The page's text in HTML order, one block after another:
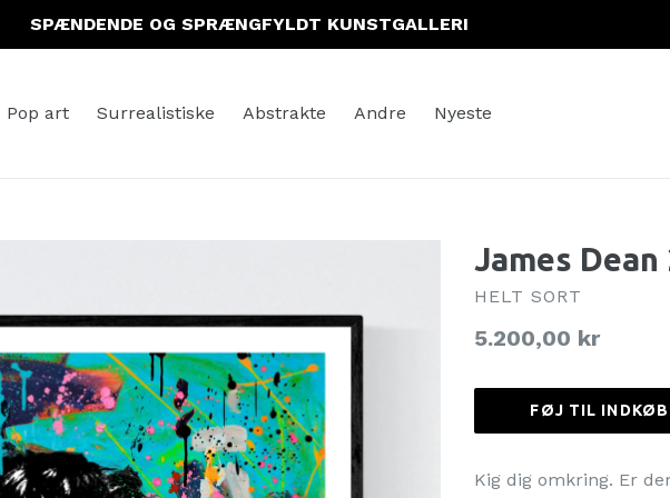
SPÆNDENDE OG SPRÆNGFYLDT KUNSTGALLERI
Pop art Surrealistiske Abstrakte Andre Nyeste
James Dean
HELT SORT
Normalpris
5.200,00 kr
FØJ TIL
Kig dig omkring. Er